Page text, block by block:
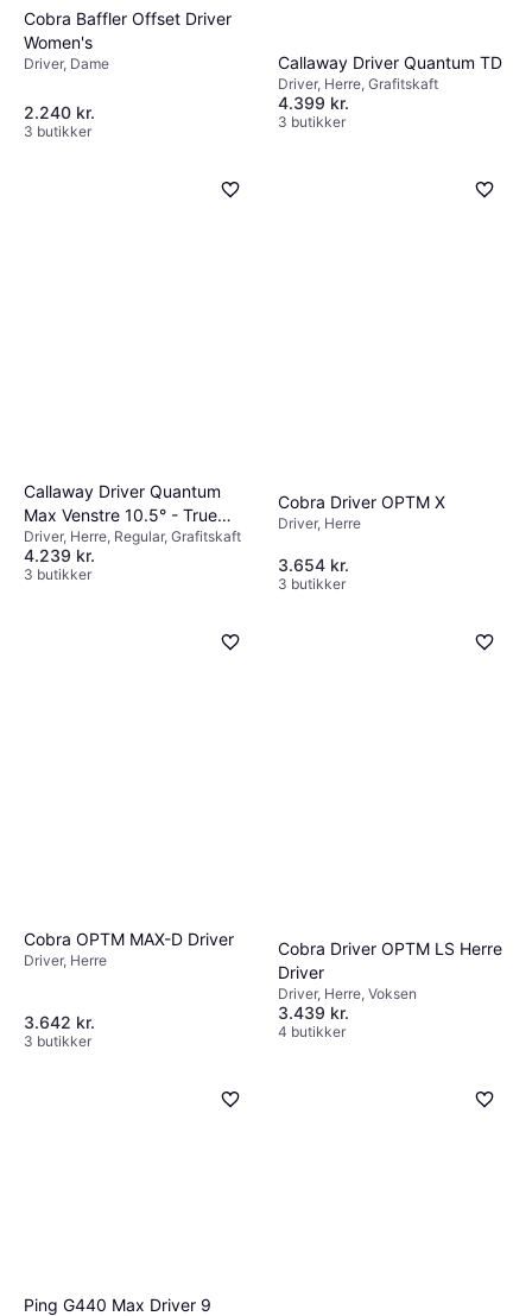
Cobra Baffler Offset Driver
Women's
Driver, Dame
2.240 kr.
3 butikker
Callaway Driver Quantum TD
Driver, Herre, Grafitskaft
4.399 kr.
3 butikker
Callaway Driver Quantum
Max Venstre 10.5° - True
Temper Project X Denali Frost
Silver 50 Regular
Driver, Herre, Regular, Grafitskaft
4.239 kr.
3 butikker
Cobra Driver OPTM X
Driver, Herre
3.654 kr.
3 butikker
Cobra OPTM MAX-D Driver
Driver, Herre
3.642 kr.
3 butikker
Cobra Driver OPTM LS Herre
Driver
Driver, Herre, Voksen
3.439 kr.
4 butikker
Ping G440 Max Driver 9